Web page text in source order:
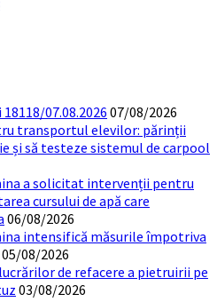
07.08.2026 07/08/2026
transportul elevilor: părinții
și să testeze sistemul de carpool
a solicitat intervenții pentru
cursului de apă care
06/08/2026
intensifică măsurile împotriva
05/08/2026
de refacere a pietruirii pe
03/08/2026